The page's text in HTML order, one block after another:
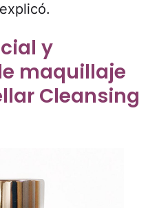
y
maquillaje
Cleansing